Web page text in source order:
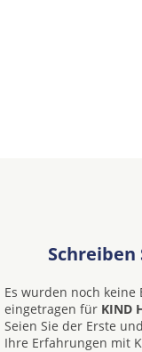
Es wurden noch
eingetragen für KIND
Seien Sie der Erste
Ihre Erfahrungen mit